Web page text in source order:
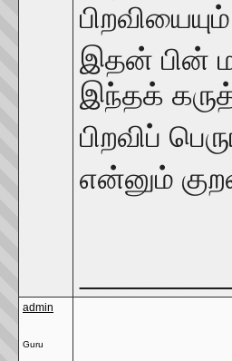
இதன் பின்
இந்தக்
பிறவிப்
என்னும்
admin
Guru